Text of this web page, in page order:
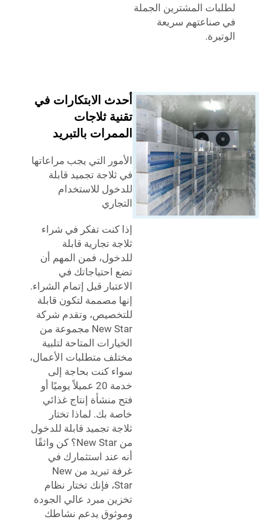
المشترين الجملة
سريعة
أحدث الابتكارات في
تقنية ثلاجات
الممرات بالتبريد
الأمور التي يجب مراعاتها
في ثلاجة تجميد قابلة
للدخول للاستخدام
التجاري
إذا كنت تفكر في شراء
ثلاجة تجارية قابلة
للدخول، فمن المهم أن
تضع احتياجاتك في
الاعتبار قبل إتمام الشراء.
إنها مصممة لتكون قابلة
للتخصيص، وتقدم شركة
New Star مجموعة من
الخيارات المتاحة لتلبية
مختلف متطلبات الأعمال،
سواء كنت بحاجة إلى
خدمة 20 عميلاً يوميًا أو
فتح منشأة إنتاج غذائي
خاصة بك. لماذا تختار
ثلاجة تجميد قابلة للدخول
من New Star؟ كن واثقًا
أنه عند استثمارك في
غرفة تبريد من New
Star، فإنك تختار نظام
تخزين مبرد عالي الجودة
وموثوق يدعم نشاطك